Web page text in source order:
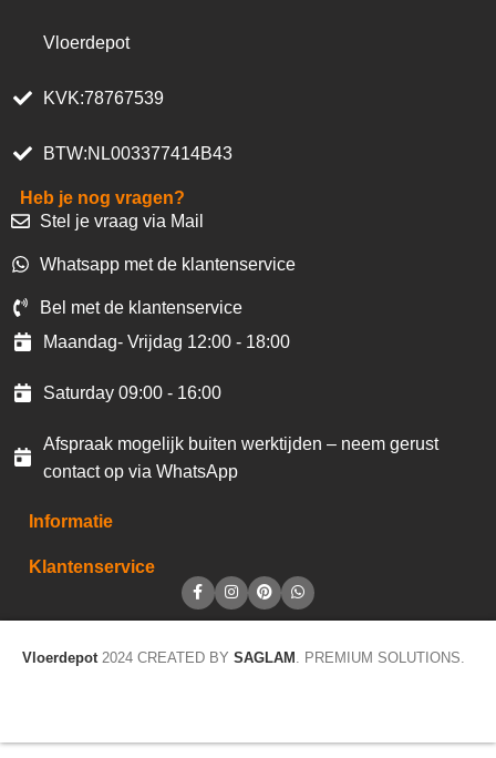
Vloerdepot
KVK:78767539
BTW:NL003377414B43
Heb je nog vragen?
Stel je vraag via Mail
Whatsapp met de klantenservice
Bel met de klantenservice
Maandag- Vrijdag 12:00 - 18:00
Saturday 09:00 - 16:00
Afspraak mogelijk buiten werktijden – neem gerust
contact op via WhatsApp
Informatie
Klantenservice
Vloerdepot 2024 CREATED BY SAGLAM . PREMIUM SOLUTIONS.